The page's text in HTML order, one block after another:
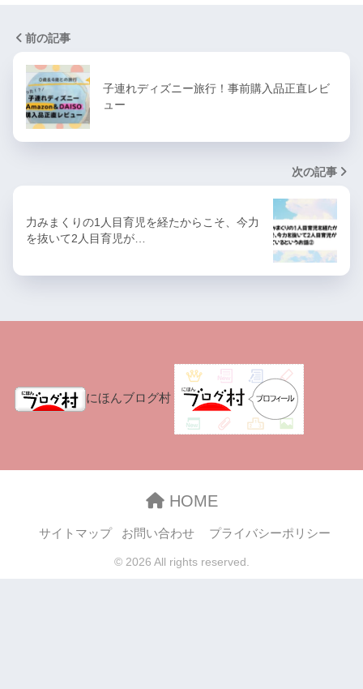
前の記事
子連れディズニー旅行！事前購入品正直レビ
ュー
次の記事
力みまくりの1人目育児を経たからこそ、今力
を抜いて2人目育児が…
にほんブログ村
HOME
サイトマップ お問い合わせ プライバシーポリシー
© 2026 All rights reserved.